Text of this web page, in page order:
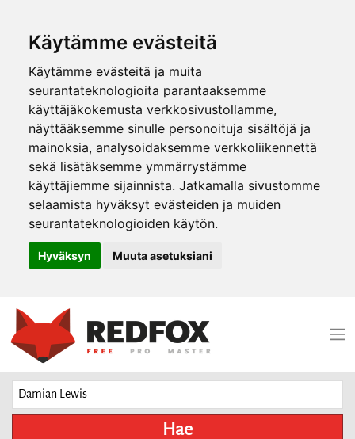
Käytämme evästeitä
Käytämme evästeitä ja muita
seurantateknologioita parantaaksemme
käyttäjäkokemusta verkkosivustollamme,
näyttääksemme sinulle personoituja sisältöjä ja
mainoksia, analysoidaksemme verkkoliikennettä
sekä lisätäksemme ymmärrystämme
käyttäjiemme sijainnista. Jatkamalla sivustomme
selaamista hyväksyt evästeiden ja muiden
seurantateknologioiden käytön.
Hyväksyn Muuta asetuksiani
Hae